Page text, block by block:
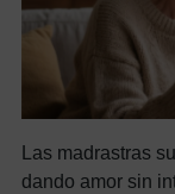
Las madrastras
dando amor sin